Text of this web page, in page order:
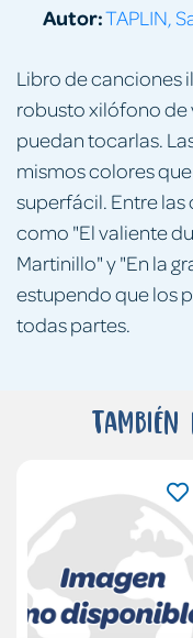
Libro de canciones
robusto xilófono de
puedan tocarlas.
mismos colores
superfácil. Entre
como "El valiente
Martinillo" y "En la
estupendo que los
todas partes.
Autor:TAPLIN,